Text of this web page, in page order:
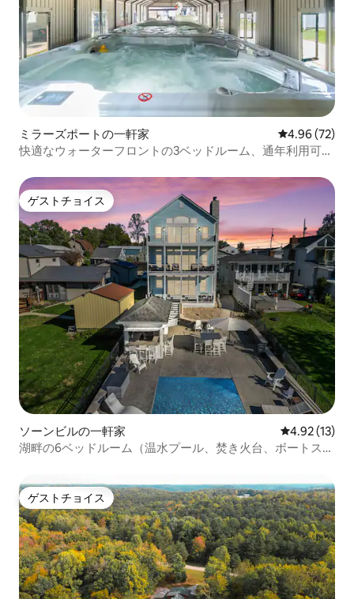
ミラーズポートの一軒家 レビュー72
4.96 (72)
快適なウォーターフロントの3ベッドルーム、通年利用可能
ゲストチョイス
ゲストチョイス
ソーンビルの一軒家 レビュー13
4.92 (13)
湖畔の6ベッドルーム（温水プール、焚き火台、ボートスリ
ゲストチョイス
ゲストチョイス